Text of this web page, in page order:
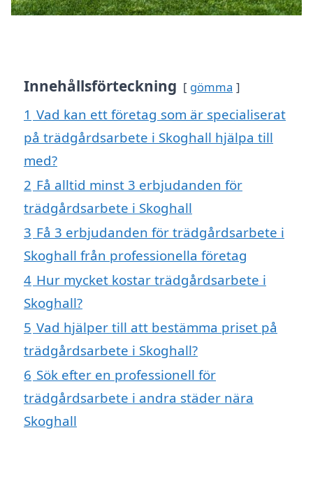
Innehållsförteckning gömma
1 Vad kan ett företag som är specialiserat
på trädgårdsarbete i Skoghall hjälpa till
med?
2 Få alltid minst 3 erbjudanden för
trädgårdsarbete i Skoghall
3 Få 3 erbjudanden för trädgårdsarbete i
Skoghall från professionella företag
4 Hur mycket kostar trädgårdsarbete i
Skoghall?
5 Vad hjälper till att bestämma priset på
trädgårdsarbete i Skoghall?
6 Sök efter en professionell för
trädgårdsarbete i andra städer nära
Skoghall